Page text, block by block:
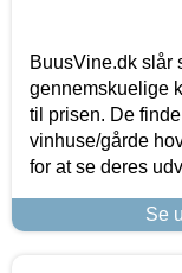
BuusVine.dk slår
gennemskuelige
til prisen. De
vinhuse/gårde
for at se deres
Se